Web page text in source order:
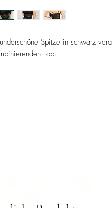
Spitze in schwarz
Top.